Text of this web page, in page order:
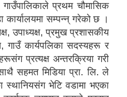
प्रथम चौमासिक
कार्यालयमा सम्पन्न् गरेको छ ।
उपाध्यक्ष, प्रमुख प्रशासकीय
गाउँ कार्यपलिका सदस्यहरू र
प्रत्यक्ष अन्तरक्रिया गरी
सहमत मिडिया प्रा. लि. ले
स्थानियसंग भेटि वडामा भएका